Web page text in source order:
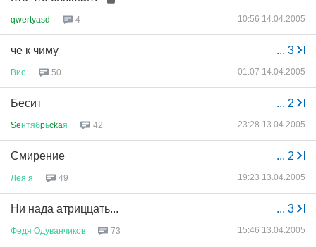
qwertyasd 4 10:56 14.04.2005
... 3
че к чиму
Вио 50 01:07 14.04.2005
... 2
Бесит
Seнтябpьckaя 42 23:28 13.04.2005
... 2
Смирение
Лея я 49 19:23 13.04.2005
... 3
Ни нада атриццать...
Федя Одуванчиков 73 15:46 13.04.2005